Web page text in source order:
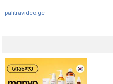
palitravideo.ge